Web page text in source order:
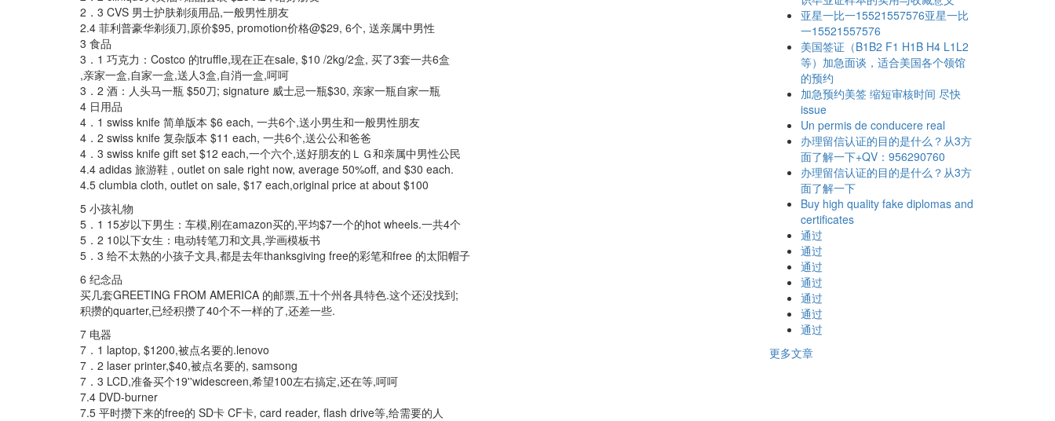
2．3 CVS 男士护肤剃须用品,一般男性朋友
2.4 菲利普豪华剃须刀,原价$95, promotion价格@$29, 6个, 送亲属中男性
3 食品
3．1 巧克力：Costco 的truffle,现在正在sale, $10 /2kg/2盒, 买了3套一共6盒
,亲家一盒,自家一盒,送人3盒,自消一盒,呵呵
3．2 酒：人头马一瓶 $50刀; signature 威士忌一瓶$30, 亲家一瓶自家一瓶
4 日用品
4．1 swiss knife 简单版本 $6 each, 一共6个,送小男生和一般男性朋友
4．2 swiss knife 复杂版本 $11 each, 一共6个,送公公和爸爸
4．3 swiss knife gift set $12 each,一个六个,送好朋友的ＬＧ和亲属中男性公民
4.4 adidas 旅游鞋 , outlet on sale right now, average 50%off, and $30 each.
4.5 clumbia cloth, outlet on sale, $17 each,original price at about $100
5 小孩礼物
5．1 15岁以下男生：车模,刚在amazon买的,平均$7一个的hot wheels.一共4个
5．2 10以下女生：电动转笔刀和文具,学画模板书
5．3 给不太熟的小孩子文具,都是去年thanksgiving free的彩笔和free 的太阳帽子
6 纪念品
买几套GREETING FROM AMERICA 的邮票,五十个州各具特色.这个还没找到;
积攒的quarter,已经积攒了40个不一样的了,还差一些.
7 电器
7．1 laptop, $1200,被点名要的.lenovo
7．2 laser printer,$40,被点名要的, samsong
7．3 LCD,准备买个19''widescreen,希望100左右搞定,还在等,呵呵
7.4 DVD-burner
7.5 平时攒下来的free的 SD卡 CF卡, card reader, flash drive等,给需要的人
亚星一比一15521557576亚星一比
一15521557576
美国签证（B1B2 F1 H1B H4 L1L2
等）加急面谈，适合美国各个领馆
的预约
加急预约美签 缩短审核时间 尽快
issue
Un permis de conducere real
办理留信认证的目的是什么？从3方
面了解一下+QV：956290760
办理留信认证的目的是什么？从3方
面了解一下
Buy high quality fake diplomas and
certificates
通过
通过
通过
通过
通过
通过
通过
更多文章